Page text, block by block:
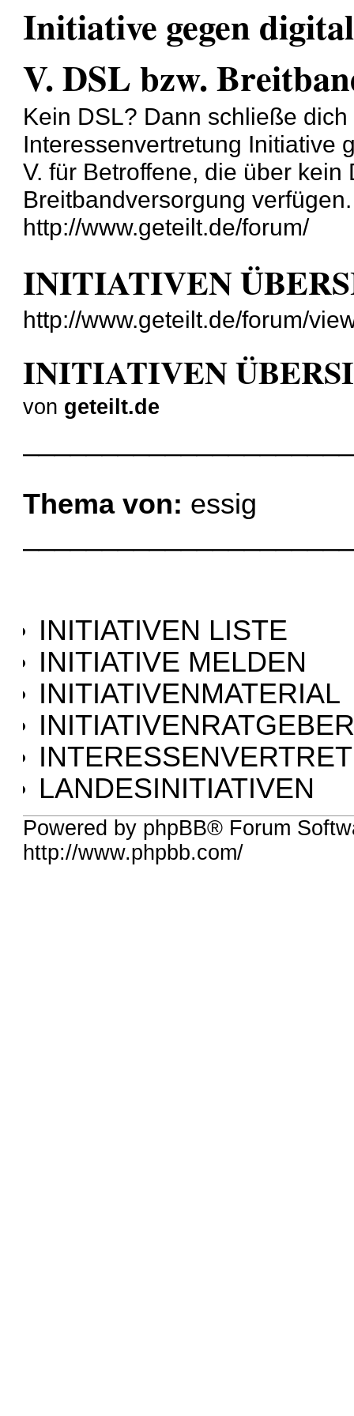
Initiative gegen
V. DSL bzw.
Kein DSL? Dann schließe
Interessenvertretung Initiative
V. für Betroffene, die über
Breitbandversorgung verfügen.
http://www.geteilt.de/forum/
INITIATIVEN
http://www.geteilt.de/forum/
INITIATIVEN
von geteilt.de
Thema von: essig
INITIATIVEN LISTE
INITIATIVE MELDEN
INITIATIVENMATERIAL
LANDESINITIATIVEN
Powered by phpBB® Forum
http://www.phpbb.com/